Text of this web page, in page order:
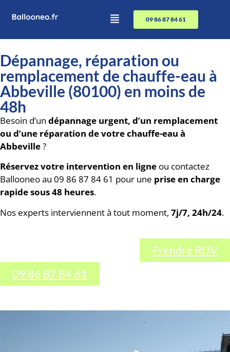
09 86 87 84 61
Dépannage, réparation ou
remplacement de chauffe-eau à
Abbeville (80100) en moins de
48h
Besoin d’un dépannage urgent, d’un remplacement
ou d’une réparation de votre chauffe-eau à
Abbeville?
Réservez votre intervention en ligne ou contactez
Ballooneo au 09 86 87 84 61 pour une prise en charge
rapide sous 48 heures.
Nos experts interviennent à tout moment, 7j/7, 24h/24.
Prendre RDV
09 86 87 84 61